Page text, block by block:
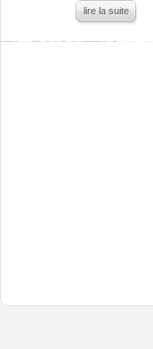
lire la suite